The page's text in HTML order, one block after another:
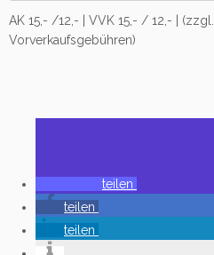
AK 15,- /12,- | VVK 15,- / 12,- |
Vorverkaufsgebühren)
teilen
teilen
teilen